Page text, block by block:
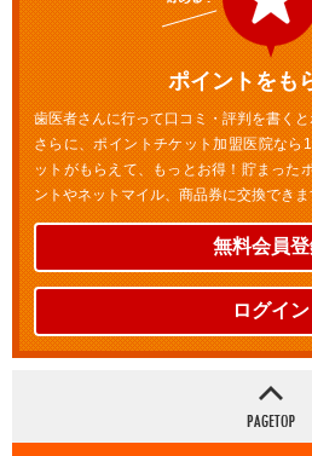
ポイントをも
歯医者さんに行って口コミ・評判を書く
さらに、ポイントチケット加盟医院なら
ットがもらえて、もっとお得！貯まった
ントやネットマイル、商品券に交換でき
無料会員
ログイン